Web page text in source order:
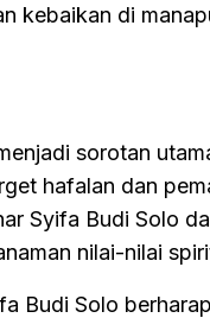
kebaikan di
sorotan
hafalan dan
Syifa Budi Solo
nilai-nilai
Budi Solo